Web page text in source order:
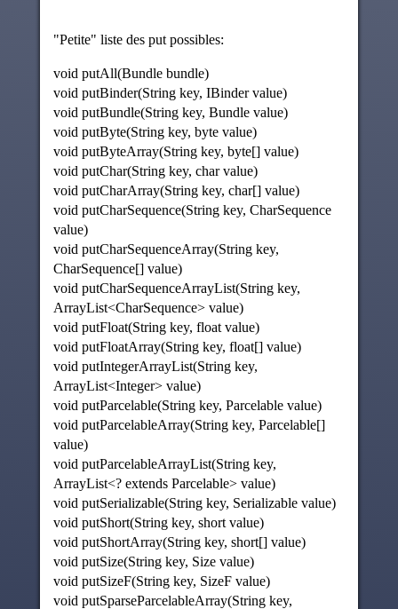
"Petite" liste des put possibles:
void putAll(Bundle bundle)
void putBinder(String key, IBinder value)
void putBundle(String key, Bundle value)
void putByte(String key, byte value)
void putByteArray(String key, byte[] value)
void putChar(String key, char value)
void putCharArray(String key, char[] value)
void putCharSequence(String key, CharSequence
value)
void putCharSequenceArray(String key,
CharSequence[] value)
void putCharSequenceArrayList(String key,
ArrayList<CharSequence> value)
void putFloat(String key, float value)
void putFloatArray(String key, float[] value)
void putIntegerArrayList(String key,
ArrayList<Integer> value)
void putParcelable(String key, Parcelable value)
void putParcelableArray(String key, Parcelable[]
value)
void putParcelableArrayList(String key,
ArrayList<? extends Parcelable> value)
void putSerializable(String key, Serializable value)
void putShort(String key, short value)
void putShortArray(String key, short[] value)
void putSize(String key, Size value)
void putSizeF(String key, SizeF value)
void putSparseParcelableArray(String key,